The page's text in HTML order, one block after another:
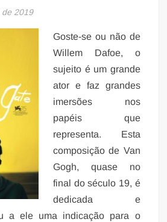
de 2019
Goste-se ou não de
Willem Dafoe, o
sujeito é um grande
ator e faz grandes
imersões nos
papéis que
representa. Esta
composição de Van
Gogh, quase no
final do século 19, é
dedicada e
a ele uma indicação para o